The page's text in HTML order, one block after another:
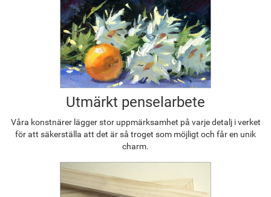
Utmärkt penselarbete
Våra konstnärer lägger stor uppmärksamhet på varje detalj i verket
för att säkerställa att det är så troget som möjligt och får en unik
charm.